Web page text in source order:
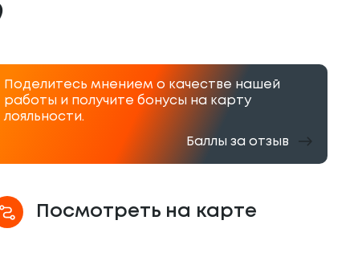
Поделитесь мнением о качестве нашей
работы и получите бонусы на карту
лояльности.
Баллы за отзыв
Посмотреть на карте